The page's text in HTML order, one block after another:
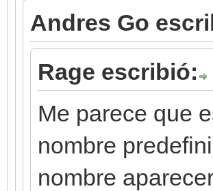
Andres Go
Rage escribió:
Me parece que
nombre
nombre